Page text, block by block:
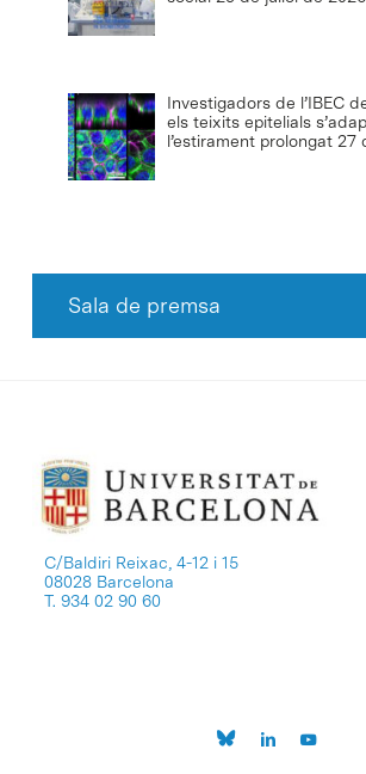
Investigadors de l’IBEC
els teixits epitelials
l’estirament prolongat 27
Sala de premsa
C/Baldiri Reixac, 4-12 i 15
08028 Barcelona
T. 934 02 90 60